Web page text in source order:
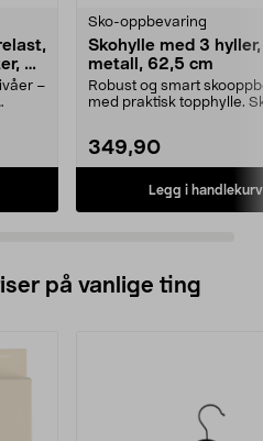
2-
–
Sko-oppbevaring
Skohylle med 3
metall, 62,5 cm
Robust og smart
med praktisk topphylle.
349,90
Legg i handlekurv
på vanlige ting